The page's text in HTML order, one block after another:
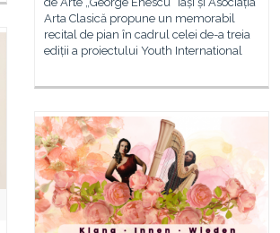
Arta Clasică propune un memorabil
recital de pian în cadrul celei de-a treia
ediții a proiectului Youth International